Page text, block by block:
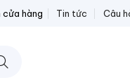
BỊ ĐIỆN THANH
cửa hàng Tin tức Câu